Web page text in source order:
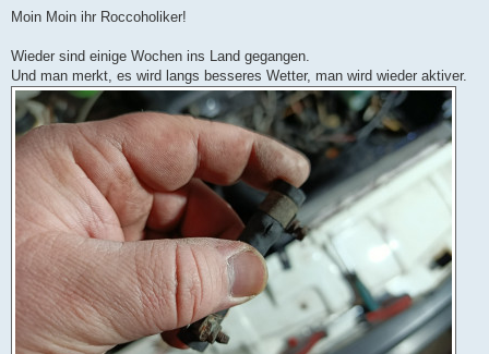
i
a
Moin Moin ihr Roccoholiker!
Wieder sind einige Wochen ins Land gegangen.
Und man merkt, es wird langs besseres Wetter, man wird wieder aktiver.